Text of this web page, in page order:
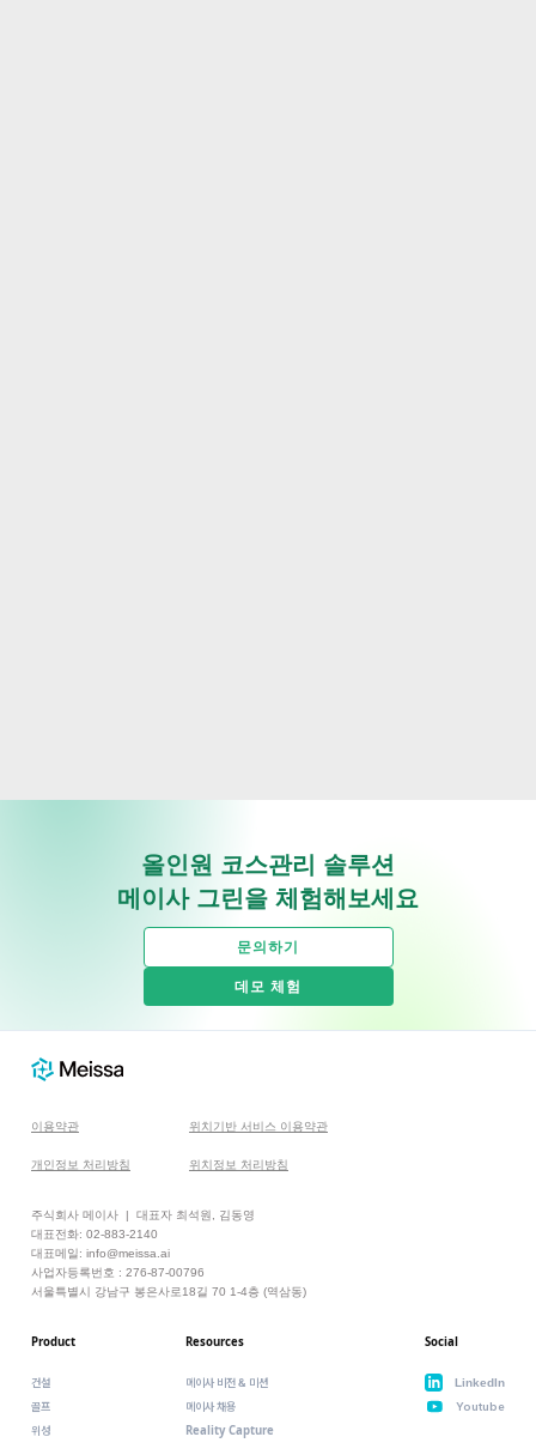
올인원 코스관리 솔루션
메이사 그린을 체험해보세요
문의하기
데모 체험
이용약관
개인정보 처리방침
위치기반 서비스 이용약관
위치정보 처리방침
주식회사 메이사 | 대표자 최석원, 김동영
대표전화: 02-883-2140
대표메일: info@meissa.ai
사업자등록번호 : 276-87-00796
서울특별시 강남구 봉은사로18길 70 1-4층 (역삼동)
Product
건설
골프
위성
Resources
메이사 비전 & 미션
메이사 채용
Reality Capture
Social
LinkedIn
Youtube